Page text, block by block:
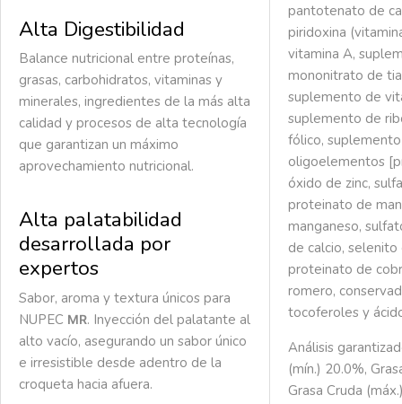
Alta Digestibilidad
Balance nutricional entre proteínas,
grasas, carbohidratos, vitaminas y
minerales, ingredientes de la más alta
calidad y procesos de alta tecnología
que garantizan un máximo
aprovechamiento nutricional.
Alta palatabilidad
desarrollada por
expertos
Sabor, aroma y textura únicos para
NUPEC MR. Inyección del palatante al
alto vacío, asegurando un sabor único
e irresistible desde adentro de la
croqueta hacia afuera.
pantotenato de
piridoxina
vitamina A,
mononitrato de
suplemento de
suplemento de
fólico,
oligoelementos
óxido de zinc,
proteinato de
manganeso,
de calcio, selenito
proteinato de
romero,
tocoferoles y
Análisis
(mín.) 20.0%,
Grasa Cruda